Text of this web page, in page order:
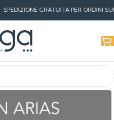
SPEDIZIONE GRATUITA PER ORDINI